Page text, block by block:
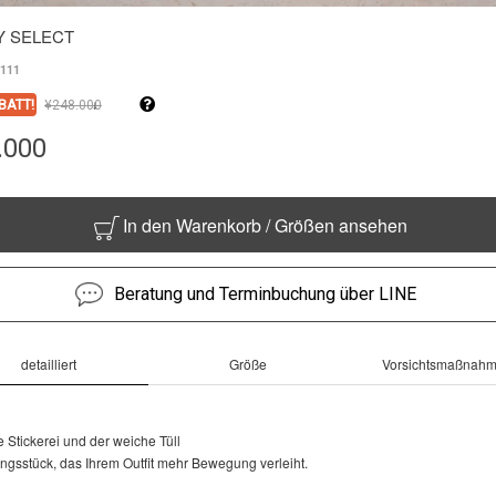
SELECT
¥248.000
↓
In den Warenkorb / Größen ansehen
Beratung und Terminbuchung über LINE
detailliert Größe
Stickerei und der weiche Tüll
das Ihrem Outfit mehr Bewegung verleiht.